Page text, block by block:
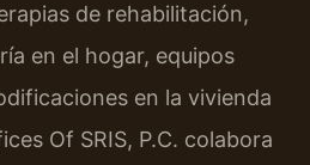
de rehabilitación,
en el hogar, equipos
en la vivienda
Of SRIS, P.C. colabora